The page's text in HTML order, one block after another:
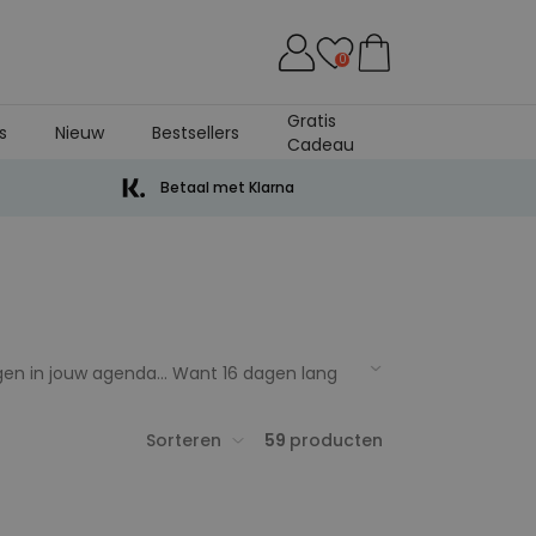
0
Nieuw Bestsellers
Gratis
Cadeau
Betaal met Klarna
in jouw agenda… Want 16 dagen lang
Therese von Sachsen-
Sorteren 59 producten